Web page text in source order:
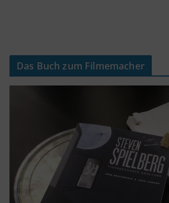
Das Buch zum Filmemacher